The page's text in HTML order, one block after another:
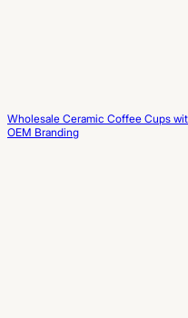
Wholesale Ceramic Coffee Cups
OEM Branding